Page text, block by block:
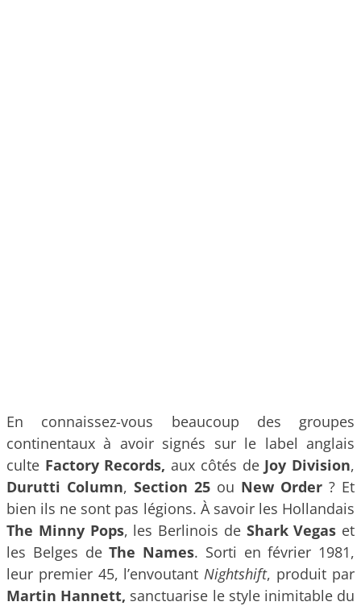
En connaissez-vous beaucoup des groupes
continentaux à avoir signés sur le label anglais
culte Factory Records, aux côtés de Joy Division,
Durutti Column, Section 25 ou New Order ? Et
bien ils ne sont pas légions. À savoir les Hollandais
The Minny Pops, les Berlinois de Shark Vegas et
les Belges deThe Names. Sorti en février 1981,
leur premier 45, l’envoutantNightshift, produit par
Martin Hannett, sanctuarise le style inimitable du